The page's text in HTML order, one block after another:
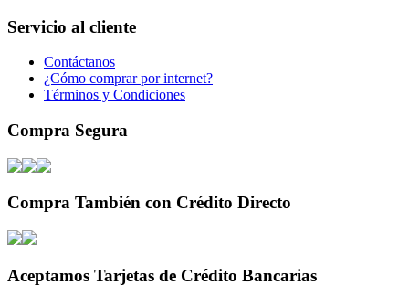
Servicio al cliente
Contáctanos
¿Cómo comprar por internet?
Términos y Condiciones
Compra Segura
Compra También con Crédito Directo
Aceptamos Tarjetas de Crédito Bancarias